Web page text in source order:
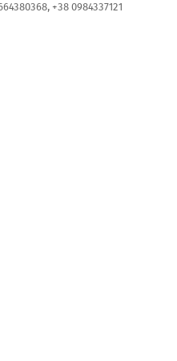
+38 0984337121